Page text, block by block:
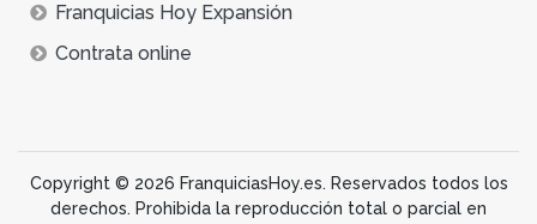
Franquicias Hoy Expansión
Contrata online
Copyright © 2026 FranquiciasHoy.es. Reservados todos los
derechos. Prohibida la reproducción total o parcial en